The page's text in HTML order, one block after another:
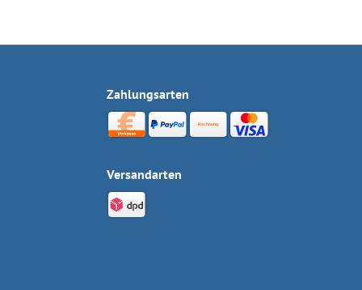
Zahlungsarten
Versandarten